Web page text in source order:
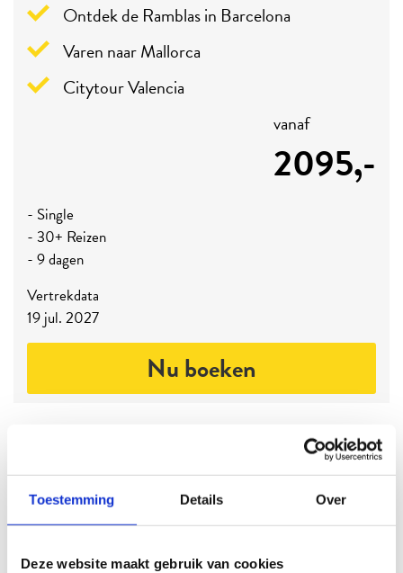
Toestemming Details Over
Deze website maakt gebruik van cookies
Ontdek de Ramblas in Barcelona
Varen naar Mallorca
Citytour Valencia
vanaf
2095,-
- Single
- 30+ Reizen
- 9 dagen
Vertrekdata
19 jul. 2027
Nu boeken